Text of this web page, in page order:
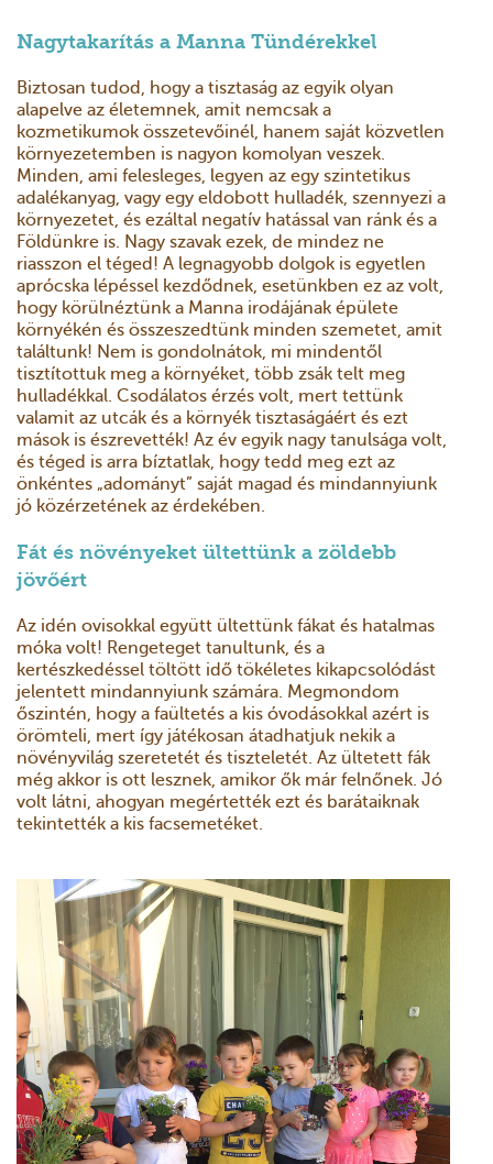
Nagytakarítás a Manna Tündérekkel
Biztosan tudod, hogy a tisztaság az egyik olyan
alapelve az életemnek, amit nemcsak a
kozmetikumok összetevőinél, hanem saját közvetlen
környezetemben is nagyon komolyan veszek.
Minden, ami felesleges, legyen az egy szintetikus
adalékanyag, vagy egy eldobott hulladék, szennyezi a
környezetet, és ezáltal negatív hatással van ránk és a
Földünkre is. Nagy szavak ezek, de mindez ne
riasszon el téged! A legnagyobb dolgok is egyetlen
aprócska lépéssel kezdődnek, esetünkben ez az volt,
hogy körülnéztünk a Manna irodájának épülete
környékén és összeszedtünk minden szemetet, amit
találtunk! Nem is gondolnátok, mi mindentől
tisztítottuk meg a környéket, több zsák telt meg
hulladékkal. Csodálatos érzés volt, mert tettünk
valamit az utcák és a környék tisztaságáért és ezt
mások is észrevették! Az év egyik nagy tanulsága volt,
és téged is arra bíztatlak, hogy tedd meg ezt az
önkéntes „adományt” saját magad és mindannyiunk
jó közérzetének az érdekében.
Fát és növényeket ültettünk a zöldebb
jövőért
Az idén ovisokkal együtt ültettünk fákat és hatalmas
móka volt! Rengeteget tanultunk, és a
kertészkedéssel töltött idő tökéletes kikapcsolódást
jelentett mindannyiunk számára. Megmondom
őszintén, hogy a faültetés a kis óvodásokkal azért is
örömteli, mert így játékosan átadhatjuk nekik a
növényvilág szeretetét és tiszteletét. Az ültetett fák
még akkor is ott lesznek, amikor ők már felnőnek. Jó
volt látni, ahogyan megértették ezt és barátaiknak
tekintették a kis facsemetéket.